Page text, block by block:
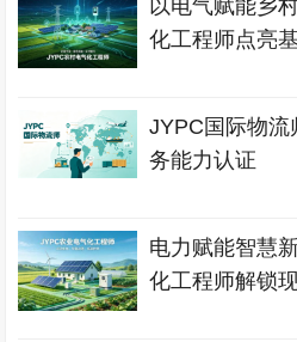
以电气赋能乡
化工程师点亮
JYPC国际物流
务能力认证
电力赋能智慧
化工程师解锁